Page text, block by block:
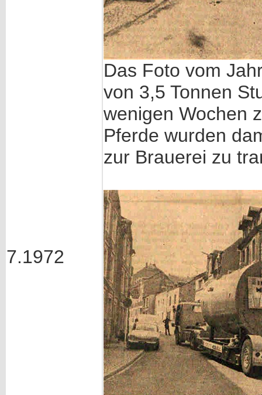
7.1972
Das Foto vom
von 3,5 Tonnen
wenigen Wochen
Pferde wurden
zur Brauerei zu